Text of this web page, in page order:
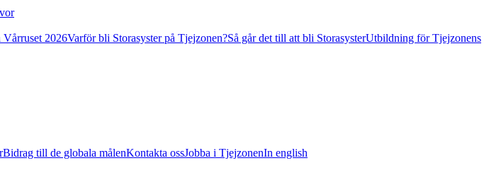
2026Varför bli Storasyster på Tjejzonen?Så går det till att bli StorasysterUtbildning för Tjejzonens
Bidrag till de globala målenKontakta ossJobba i TjejzonenIn english